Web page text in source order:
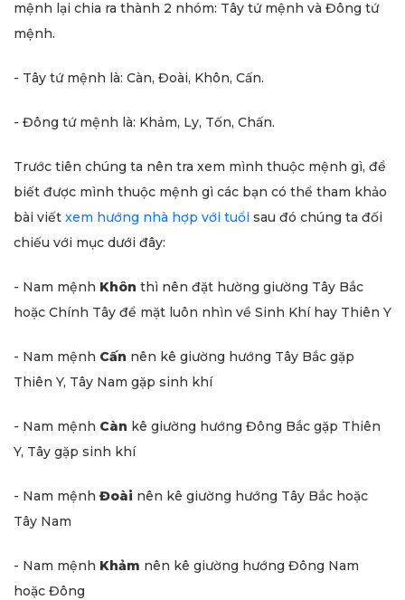
mệnh lại chia ra thành 2 nhóm: Tây tứ mệnh và Đông tứ
mệnh.
- Tây tứ mệnh là: Càn, Đoài, Khôn, Cấn.
- Đông tứ mệnh là: Khảm, Ly, Tốn, Chấn.
Trước tiên chúng ta nên tra xem mình thuộc mệnh gì, để
biết được mình thuộc mệnh gì các bạn có thể tham khảo
bài viết xem hướng nhà hợp với tuổi sau đó chúng ta đối
chiếu với mục dưới đây:
- Nam mệnh Khôn thì nên đặt hường giường Tây Bắc
hoặc Chính Tây để mặt luôn nhìn về Sinh Khí hay Thiên Y
- Nam mệnh Cấn nên kê giường hướng Tây Bắc gặp
Thiên Y, Tây Nam gặp sinh khí
- Nam mệnh Càn kê giường hướng Đông Bắc gặp Thiên
Y, Tây gặp sinh khí
- Nam mệnh Đoài nên kê giường hướng Tây Bắc hoặc
Tây Nam
- Nam mệnh Khảm nên kê giường hướng Đông Nam
hoặc Đông